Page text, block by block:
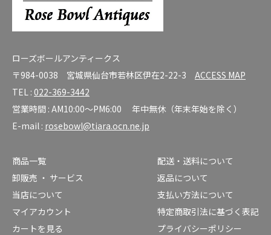
ローズボールアンティークス
〒984-0038 宮城県仙台市若林区伊在2-22-3 ACCESS MAP
TEL : 022-369-3442
営業時間 : AM10:00～PM6:00 年中無休（年末年始を除く）
E-mail : rosebowl@tiara.ocn.ne.jp
商品一覧
卸販売 ・ サービス
当店について
マイアカウント
カートを見る
配送・送料について
返品について
支払い方法について
特定商取引法に基づく表記
プライバシーポリシー